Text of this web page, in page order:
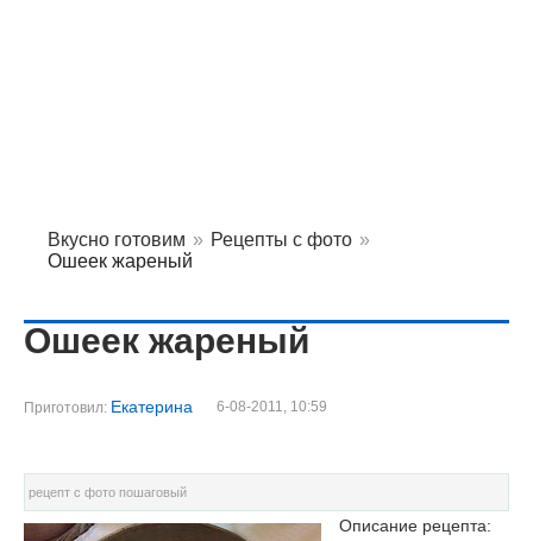
Вкусно готовим » Рецепты с фото »
Ошеек жареный
Ошеек жареный
Приготовил: Екатерина 6-08-2011, 10:59
рецепт с фото пошаговый
Описание рецепта: